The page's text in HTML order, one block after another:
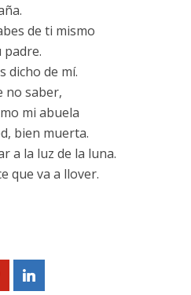
de ti mismo
padre.
dicho de mí.
no saber,
mi abuela
bien muerta.
a la luz de la luna.
que va a llover.